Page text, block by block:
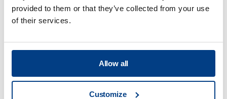
provided to them or that they’ve collected from your use
of their services.
Allow all
Customize
quality service. We see
exponential growth for the units
Director, Wallwork, UK